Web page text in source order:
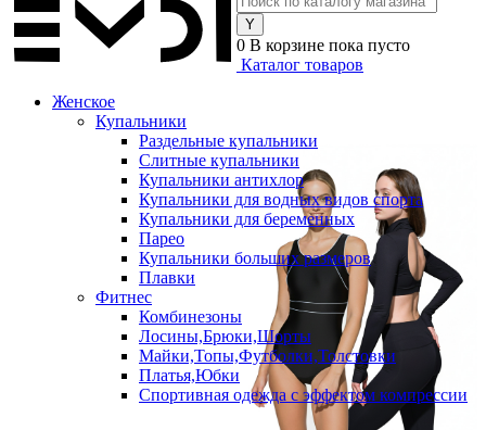
0 В корзине пока пусто
Каталог товаров
Женское
Купальники
Раздельные купальники
Слитные купальники
Купальники антихлор
Купальники для водных видов спорта
Купальники для беременных
Парео
Купальники больших размеров
Плавки
Фитнес
Комбинезоны
Лосины,Брюки,Шорты
Майки,Топы,Футболки,Толстовки
Платья,Юбки
Спортивная одежда с эффектом компрессии